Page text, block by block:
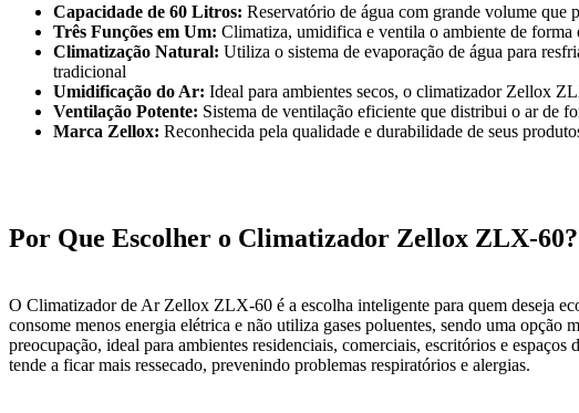
Capacidade de 60 Litros: Reservatório de água com grande volume que
Três Funções em Um: Climatiza, umidifica e ventila o ambiente de forma
Climatização Natural: Utiliza o sistema de evaporação de água para
tradicional
Umidificação do Ar: Ideal para ambientes secos, o climatizador Zellox
Ventilação Potente: Sistema de ventilação eficiente que distribui o ar de
Marca Zellox: Reconhecida pela qualidade e durabilidade de seus
Por Que Escolher o Climatizador Zellox ZLX-60?
O Climatizador de Ar Zellox ZLX-60 é a escolha inteligente para quem deseja
consome menos energia elétrica e não utiliza gases poluentes, sendo uma
preocupação, ideal para ambientes residenciais, comerciais, escritórios e
tende a ficar mais ressecado, prevenindo problemas respiratórios e alergias.